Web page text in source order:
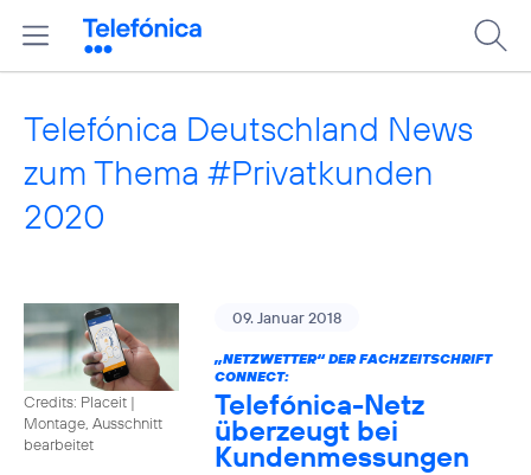
Telefónica Deutschland News
zum Thema #Privatkunden
2020
Credits: Placeit |
Montage, Ausschnitt
bearbeitet
09. Januar 2018
„NETZWETTER“ DER FACHZEITSCHRIFT
CONNECT:
Telefónica-Netz
überzeugt bei
Kundenmessungen